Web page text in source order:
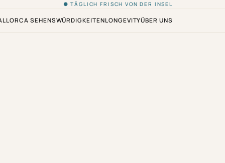
● TÄGLICH FRISCH VON DER INSEL
SEHENSWÜRDIGKEITENLONGEVITYÜBER UNS